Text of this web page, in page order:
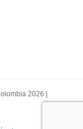
2026 |